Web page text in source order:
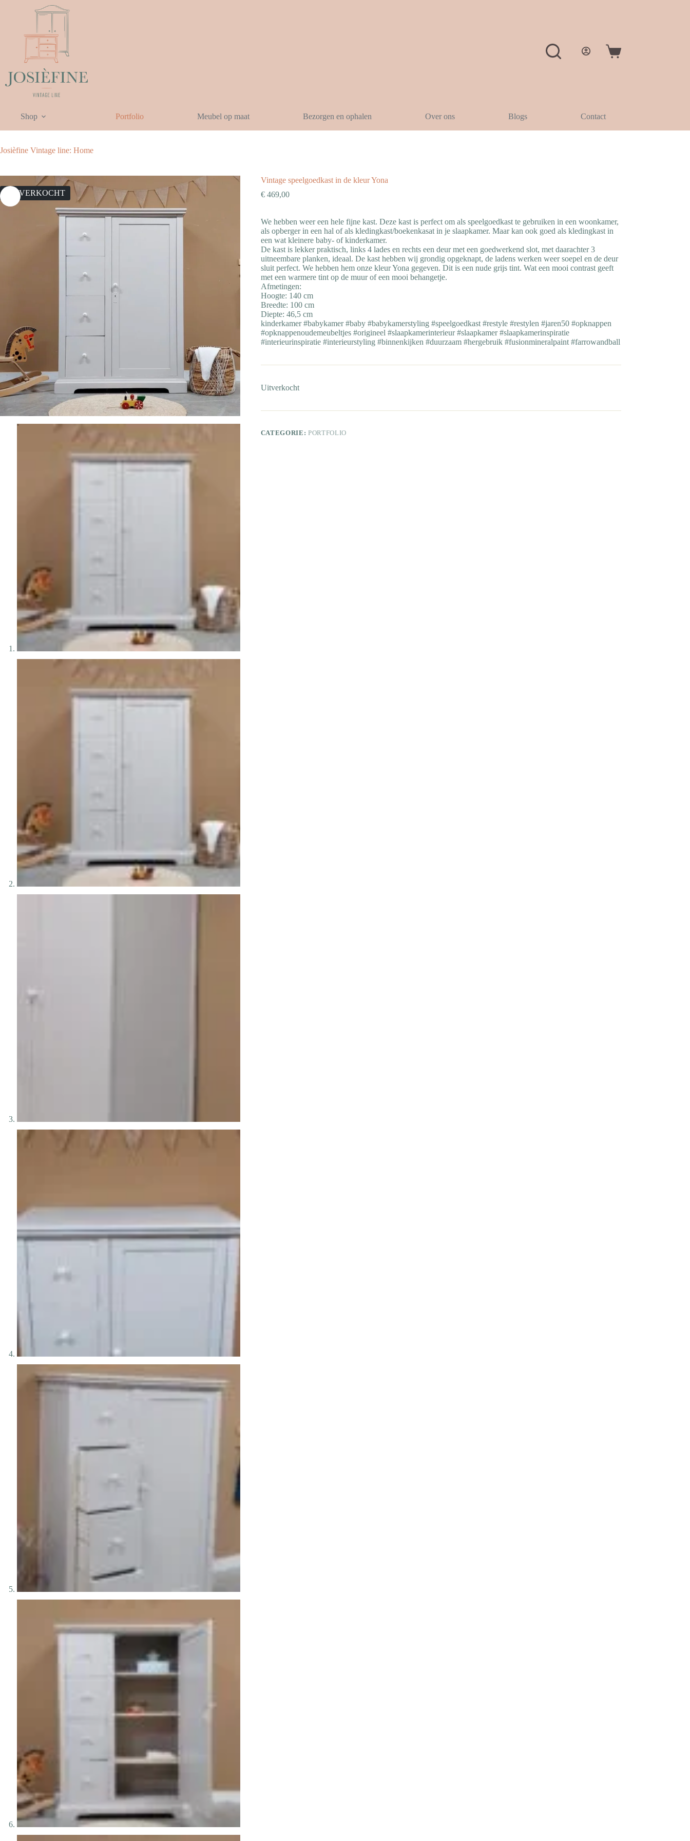
Winkelwagen
Shop Portfolio Meubel op maat Bezorgen en ophalen Over ons Blogs Contact
Josièfine Vintage line: Home
UITVERKOCHT
Vintage speelgoedkast in de kleur Yona
€469,00
We hebben weer een hele fijne kast. Deze kast is perfect om als speelgoedkast te gebruiken in een woonkamer,
als opberger in een hal of als kledingkast/boekenkasat in je slaapkamer. Maar kan ook goed als kledingkast in
een wat kleinere baby- of kinderkamer.
De kast is lekker praktisch, links 4 lades en rechts een deur met een goedwerkend slot, met daarachter 3
uitneembare planken, ideaal. De kast hebben wij grondig opgeknapt, de ladens werken weer soepel en de deur
sluit perfect. We hebben hem onze kleur Yona gegeven. Dit is een nude grijs tint. Wat een mooi contrast geeft
met een warmere tint op de muur of een mooi behangetje.
Afmetingen:
Hoogte: 140 cm
Breedte: 100 cm
Diepte: 46,5 cm
kinderkamer #babykamer #baby #babykamerstyling #speelgoedkast #restyle #restylen #jaren50 #opknappen
#opknappenoudemeubeltjes #origineel #slaapkamerinterieur #slaapkamer #slaapkamerinspiratie
#interieurinspiratie #interieurstyling #binnenkijken #duurzaam #hergebruik #fusionmineralpaint #farrowandball
Uitverkocht
CATEGORIE: PORTFOLIO